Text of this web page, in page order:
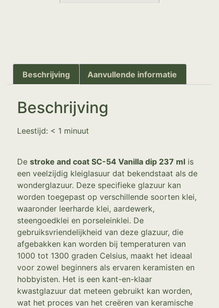
Beschrijving Aanvullende informatie
Beschrijving
Leestijd: < 1 minuut
De stroke and coat SC-54 Vanilla dip 237 ml is
een veelzijdig kleiglasuur dat bekendstaat als de
wonderglazuur. Deze specifieke glazuur kan
worden toegepast op verschillende soorten klei,
waaronder leerharde klei, aardewerk,
steengoedklei en porseleinklei. De
gebruiksvriendelijkheid van deze glazuur, die
afgebakken kan worden bij temperaturen van
1000 tot 1300 graden Celsius, maakt het ideaal
voor zowel beginners als ervaren keramisten en
hobbyisten. Het is een kant-en-klaar
kwastglazuur dat meteen gebruikt kan worden,
wat het proces van het creëren van keramische